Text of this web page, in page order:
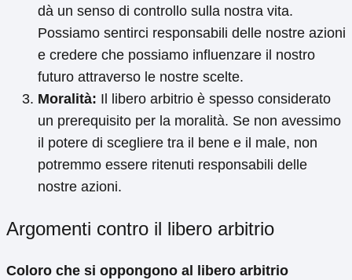
dà un senso di controllo sulla nostra vita.
Possiamo sentirci responsabili delle nostre azioni
e credere che possiamo influenzare il nostro
futuro attraverso le nostre scelte.
Moralità: Il libero arbitrio è spesso considerato
un prerequisito per la moralità. Se non avessimo
il potere di scegliere tra il bene e il male, non
potremmo essere ritenuti responsabili delle
nostre azioni.
Argomenti contro il libero arbitrio
Coloro che si oppongono al libero arbitrio